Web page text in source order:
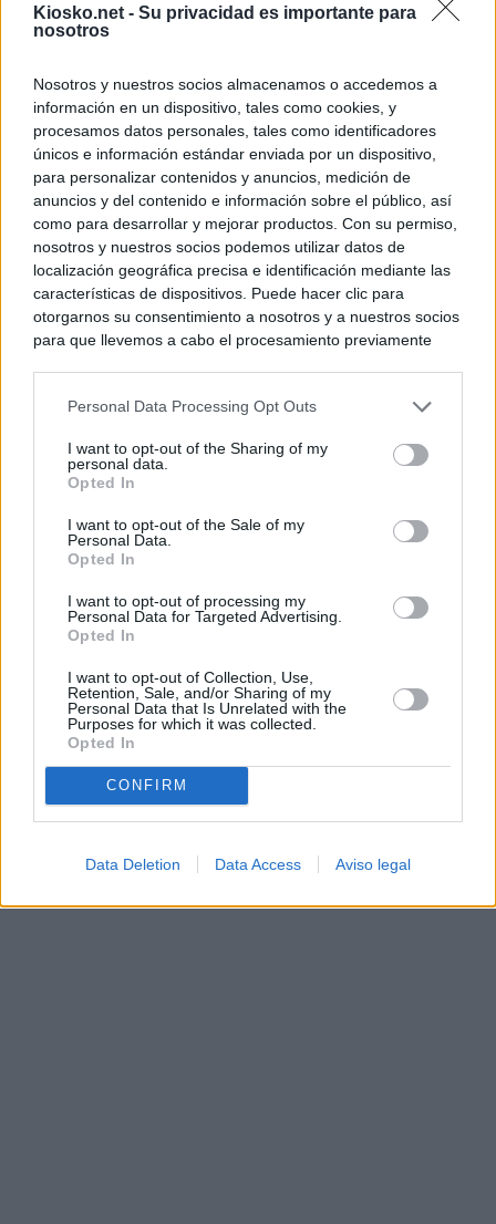
Kiosko.net - Su privacidad es importante para
nosotros
Nosotros y nuestros socios almacenamos o accedemos a
información en un dispositivo, tales como cookies, y
procesamos datos personales, tales como identificadores
únicos e información estándar enviada por un dispositivo,
para personalizar contenidos y anuncios, medición de
anuncios y del contenido e información sobre el público, así
como para desarrollar y mejorar productos. Con su permiso,
nosotros y nuestros socios podemos utilizar datos de
localización geográfica precisa e identificación mediante las
características de dispositivos. Puede hacer clic para
otorgarnos su consentimiento a nosotros y a nuestros socios
para que llevemos a cabo el procesamiento previamente
negar su consentimiento. Tenga en cuenta que algún
de su consentimiento, pero usted tiene el derecho de
rechazar tal procesamiento. Sus preferencias se aplicarán
cualquier momento entrando de nuevo en este sitio web o
visitando nuestra política de privacidad.
Personal Data Processing Opt Outs
I want to opt-out of the Sharing of my
personal data.
Opted In
I want to opt-out of the Sale of my
Personal Data.
Opted In
I want to opt-out of processing my
Personal Data for Targeted Advertising.
Opted In
I want to opt-out of Collection, Use,
Retention, Sale, and/or Sharing of my
Personal Data that Is Unrelated with the
Purposes for which it was collected.
Opted In
CONFIRM
Data Deletion Data Access Aviso legal